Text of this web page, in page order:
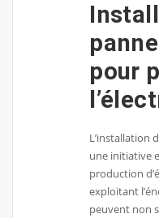
pour
L’installation
une initiative
production
exploitant
peuvent non